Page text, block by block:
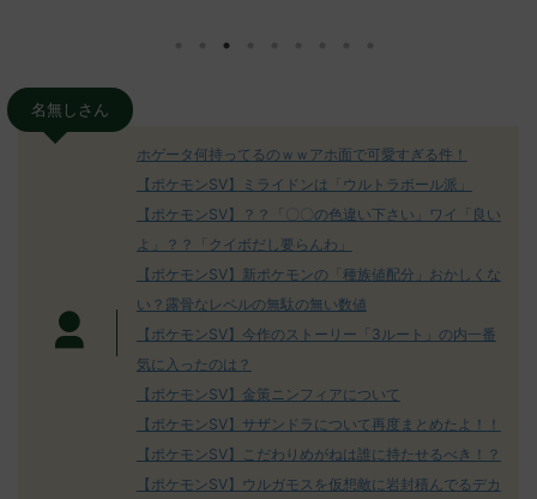
リージョ
ただダグト
れたウミト
ッグヘルムかっこいいから助かる 名
決めた！ (ﾜｯﾁｮｲW b524-NwUu)
2023/06/28(水 ...
たラウドボ
しさん0624
名無しさん
ホゲータ何持ってるのｗｗアホ面で可愛すぎる件！
【ポケモンSV】ミライドンは「ウルトラボール派」
【ポケモンSV】？？「〇〇の色違い下さい」ワイ「良い
よ」？？「クイボだし要らんわ」
【ポケモンSV】新ポケモンの「種族値配分」おかしくな
い？露骨なレベルの無駄の無い数値
【ポケモンSV】今作のストーリー「3ルート」の内一番
気に入ったのは？
【ポケモンSV】金策ニンフィアについて
【ポケモンSV】サザンドラについて再度まとめたよ！！
【ポケモンSV】こだわりめがねは誰に持たせるべき！？
【ポケモンSV】ウルガモスを仮想敵に岩封積んでるデカ